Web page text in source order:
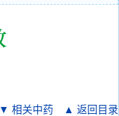
▼ 相关中药 ▲ 返回目录